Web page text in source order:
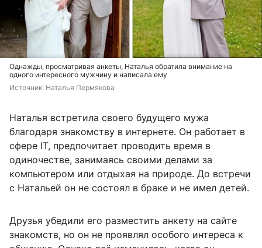
Однажды, просматривая анкеты, Наталья обратила внимание на
одного интересного мужчину и написала ему
Источник: Наталья Пермякова
Наталья встретила своего будущего мужа
благодаря знакомству в интернете. Он работает в
сфере IT, предпочитает проводить время в
одиночестве, занимаясь своими делами за
компьютером или отдыхая на природе. До встречи
с Натальей он не состоял в браке и не имел детей.
Друзья убедили его разместить анкету на сайте
знакомств, но он не проявлял особого интереса к